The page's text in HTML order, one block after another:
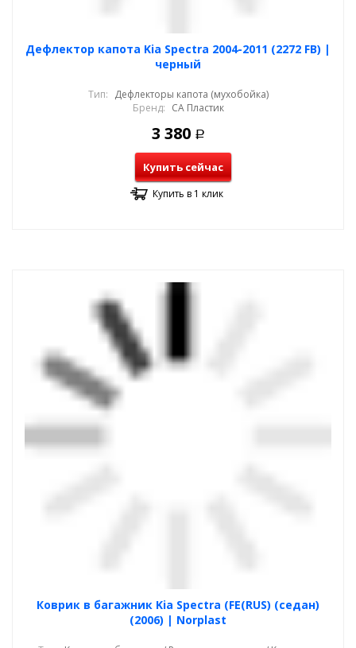
Дефлектор капота Kia Spectra 2004-2011 (2272 FB) |
черный
Тип: Дефлекторы капота (мухобойка)
Бренд: СА Пластик
3 380 Р
Купить сейчас
Купить в 1 клик
Коврик в багажник Kia Spectra (FE(RUS) (седан)
(2006) | Norplast